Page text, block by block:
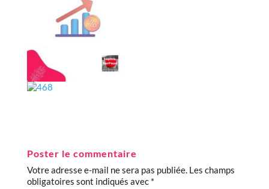
Poster le commentaire
Votre adresse e-mail ne sera pas publiée. Les champs
obligatoires sont indiqués avec *